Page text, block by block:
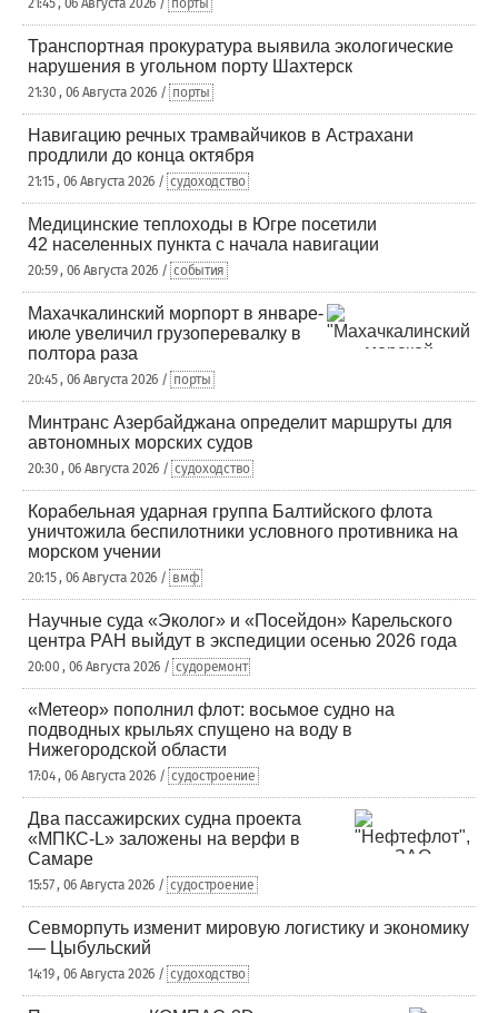
21:45 , 06 Августа 2026 / порты
Транспортная прокуратура выявила экологические
нарушения в угольном порту Шахтерск
21:30 , 06 Августа 2026 / порты
Навигацию речных трамвайчиков в Астрахани
продлили до конца октября
21:15 , 06 Августа 2026 / судоходство
Медицинские теплоходы в Югре посетили
42 населенных пункта с начала навигации
20:59 , 06 Августа 2026 / события
Махачкалинский морпорт в январе-
июле увеличил грузоперевалку в
полтора раза
20:45 , 06 Августа 2026 / порты
Минтранс Азербайджана определит маршруты для
автономных морских судов
20:30 , 06 Августа 2026 / судоходство
Корабельная ударная группа Балтийского флота
уничтожила беспилотники условного противника на
морском учении
20:15 , 06 Августа 2026 / вмф
Научные суда «Эколог» и «Посейдон» Карельского
центра РАН выйдут в экспедиции осенью 2026 года
20:00 , 06 Августа 2026 / судоремонт
«Метеор» пополнил флот: восьмое судно на
подводных крыльях спущено на воду в
Нижегородской области
17:04 , 06 Августа 2026 / судостроение
Два пассажирских судна проекта
«МПКС-L» заложены на верфи в
Самаре
15:57 , 06 Августа 2026 / судостроение
Севморпуть изменит мировую логистику и экономику
— Цыбульский
14:19 , 06 Августа 2026 / судоходство